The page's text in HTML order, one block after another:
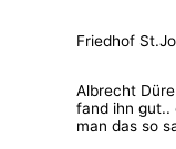
Friedhof
Albrecht
fand ihn gut..
man das so